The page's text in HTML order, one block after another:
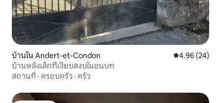
บ้านใน Andert-et-Condon คะแนนเฉลี่ย
4.96 (24)
บ้านหลังเล็กที่เงียบสงบในชนบท
สถานที่ · ครอบครัว · ครัว